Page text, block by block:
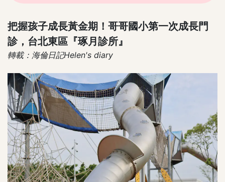
把握孩子成長黃金期！哥哥國小第一次成長門
診，台北東區『琢月診所』
轉載：海倫日記Helen's diary